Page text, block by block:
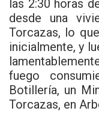
las 2:30 horas
desde una
Torcazas, lo
inicialmente, y
fuego
Botillería, un
Torcazas, en